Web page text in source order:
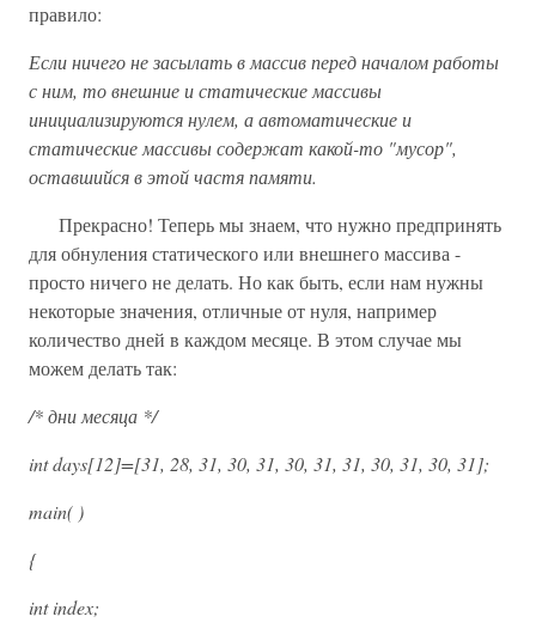
правило:
Если ничего не засылать в массив перед началом работы
с ним, то внешние и статические массивы
инициализируются нулем, а автоматические и
статические массивы содержат какой-то "мусор",
оставшийся в этой частя памяти.
Прекрасно! Теперь мы знаем, что нужно предпринять
для обнуления статического или внешнего массива -
просто ничего не делать. Но как быть, если нам нужны
некоторые значения, отличные от нуля, например
количество дней в каждом месяце. В этом случае мы
можем делать так:
/* дни месяца */
int days[12]=[31, 28, 31, 30, 31, 30, 31, 31, 30, 31, 30, 31];
main( )
{
int index;